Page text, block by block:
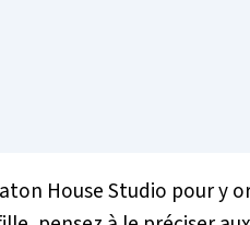
House Studio pour y